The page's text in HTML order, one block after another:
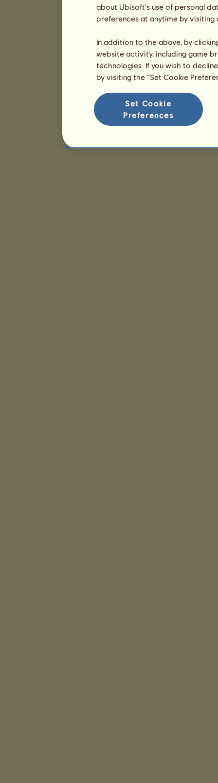
about Ubisoft's use of personal
preferences at anytime by
In addition to the above, by
website activity, including game
technologies. If you wish to
by visiting the “Set Cookie
Set Cookie
Preferences